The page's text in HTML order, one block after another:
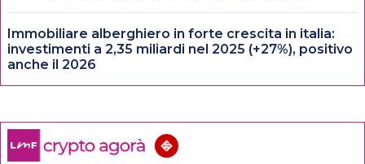
Immobiliare alberghiero in forte crescita in italia:
investimenti a 2,35 miliardi nel 2025 (+27%), positivo
anche il 2026